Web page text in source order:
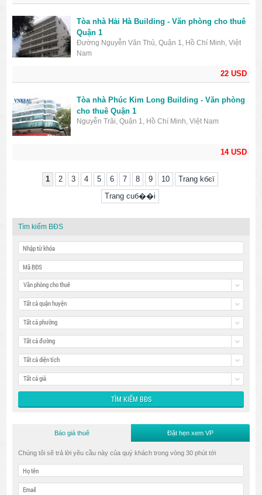
22 USD
Tòa nhà Hải Hà Building - Văn phòng cho thuê
Quận 1
Đường Nguyễn Văn Thủ, Quận 1, Hồ Chí Minh, Việt
Nam
14 USD
Tòa nhà Phúc Kim Long Building - Văn phòng
cho thuê Quận 1
Nguyễn Trãi, Quận 1, Hồ Chí Minh, Việt Nam
1 2 3 4 5 6 7 8 9 10
Trang kбєї
Trang cuб��i
Tìm kiếm BĐS
Văn phòng cho thuê
Tất cả quận huyện
Tất cả phường
Tất cả đường
Tất cả diện tích
Tất cả giá
Báo giá thuê Đặt hẹn xem VP
Chúng tôi sẽ trả lời yêu cầu này của quý khách trong vòng 30 phút tới